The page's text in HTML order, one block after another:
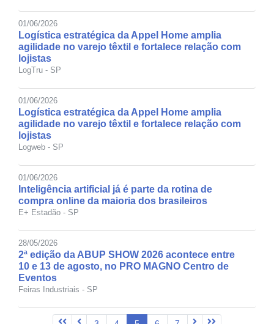
01/06/2026
Logística estratégica da Appel Home amplia
agilidade no varejo têxtil e fortalece relação com
lojistas
LogTru - SP
01/06/2026
Logística estratégica da Appel Home amplia
agilidade no varejo têxtil e fortalece relação com
lojistas
Logweb - SP
01/06/2026
Inteligência artificial já é parte da rotina de
compra online da maioria dos brasileiros
E+ Estadão - SP
28/05/2026
2ª edição da ABUP SHOW 2026 acontece entre
10 e 13 de agosto, no PRO MAGNO Centro de
Eventos
Feiras Industriais - SP